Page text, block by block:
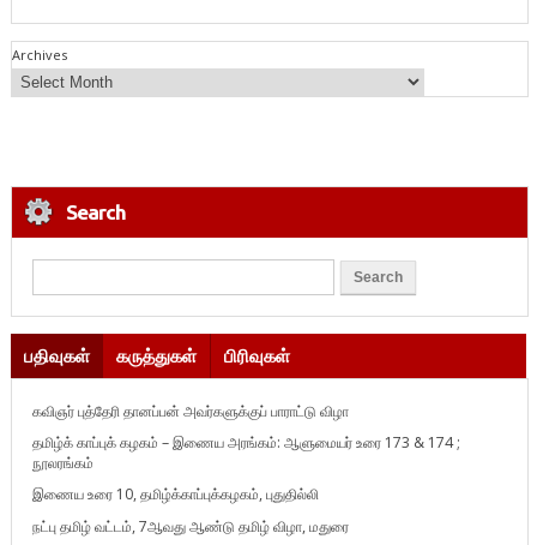
Archives
Search
பதிவுகள் கருத்துகள் பிரிவுகள்
கவிஞர் புத்தேரி தானப்பன் அவர்களுக்குப் பாராட்டு விழா
தமிழ்க் காப்புக் கழகம் – இணைய அரங்கம்: ஆளுமையர் உரை 173 & 174 ;
நூலரங்கம்
இணைய உரை 10, தமிழ்க்காப்புக்கழகம், புதுதில்லி
நட்பு தமிழ் வட்டம், 7ஆவது ஆண்டு தமிழ் விழா, மதுரை